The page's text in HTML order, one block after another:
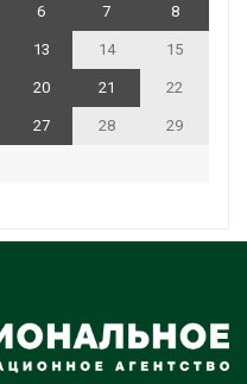
6 7 8
13 14 15
20 21 22
27 28 29